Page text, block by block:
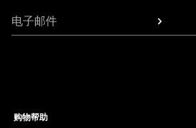
电子邮件
购物帮助